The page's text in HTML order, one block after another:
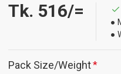
Tk. 516/=
Pack Size/Weight